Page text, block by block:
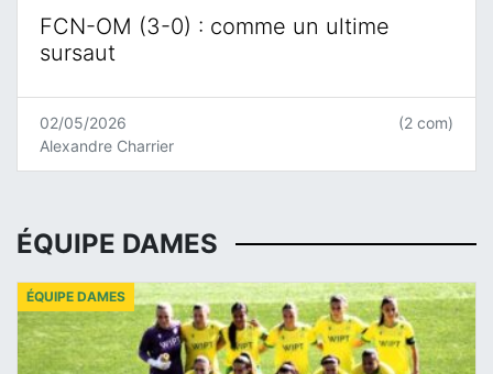
FCN-OM (3-0) : comme un ultime
sursaut
02/05/2026
Alexandre Charrier
(2 com)
ÉQUIPE DAMES
ÉQUIPE DAMES